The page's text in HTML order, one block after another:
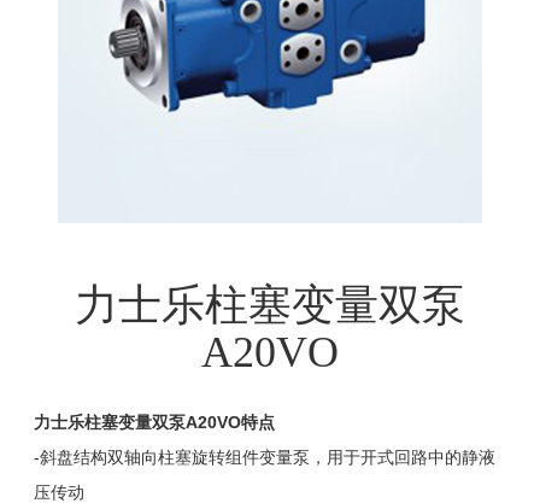
力士乐柱塞变量双泵
A20VO
力士乐柱塞变量双泵A20VO特点
-斜盘结构双轴向柱塞旋转组件变量泵，用于开式回路中的静液
压传动